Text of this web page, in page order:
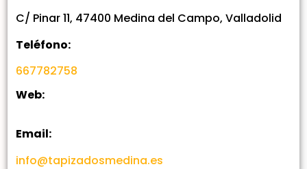
C/ Pinar 11, 47400 Medina del Campo, Valladolid
Teléfono:
667782758
Web:
Email:
info@tapizadosmedina.es